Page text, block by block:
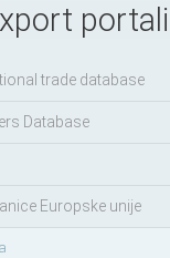
portali
trade database
Database
Europske unije